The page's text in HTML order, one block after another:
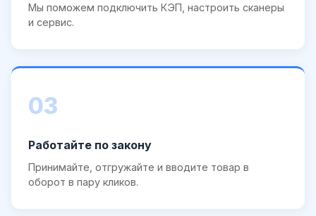
Мы поможем подключить КЭП, настроить сканеры
и сервис.
03
Работайте по закону
Принимайте, отгружайте и вводите товар в
оборот в пару кликов.